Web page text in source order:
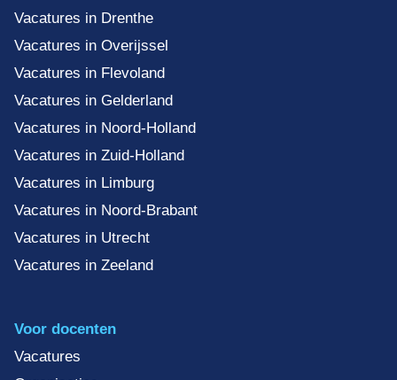
Vacatures in Drenthe
Vacatures in Overijssel
Vacatures in Flevoland
Vacatures in Gelderland
Vacatures in Noord-Holland
Vacatures in Zuid-Holland
Vacatures in Limburg
Vacatures in Noord-Brabant
Vacatures in Utrecht
Vacatures in Zeeland
Voor docenten
Vacatures